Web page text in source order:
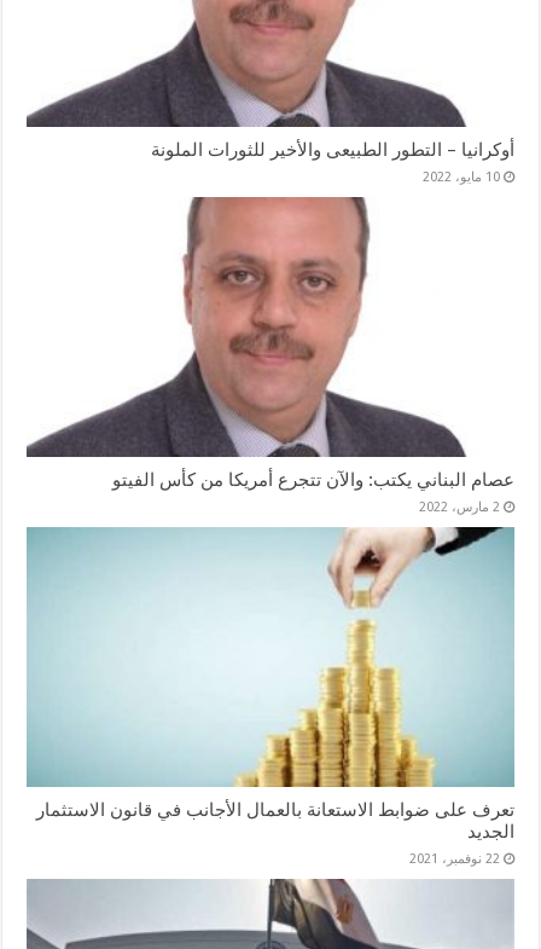
أوكرانيا – التطور الطبيعى والأخير للثورات الملونة
10 مايو، 2022
عصام البناني يكتب: والآن تتجرع أمريكا من كأس الفيتو
2 مارس، 2022
تعرف على ضوابط الاستعانة بالعمال الأجانب في قانون الاستثمار
الجديد
22 نوفمبر، 2021